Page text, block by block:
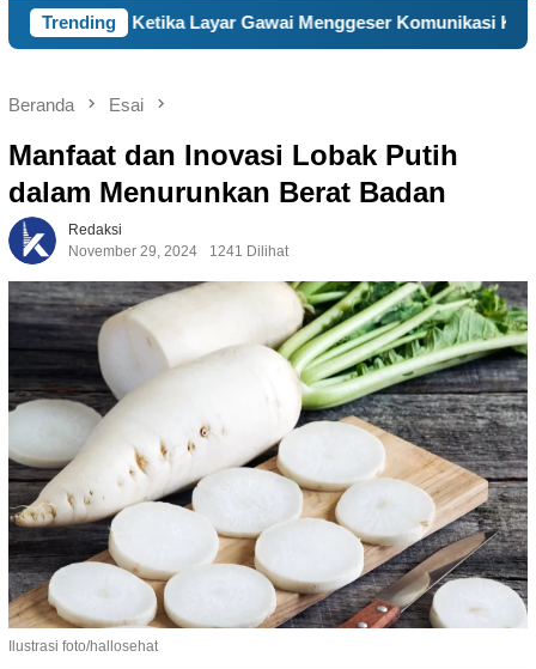
Trending
Layar Gawai Menggeser Komunikasi Keluarga, ILM
Beranda Esai
Manfaat dan Inovasi Lobak Putih
dalam Menurunkan Berat Badan
Redaksi
November 29, 2024
1241 Dilihat
Ilustrasi foto/hallosehat